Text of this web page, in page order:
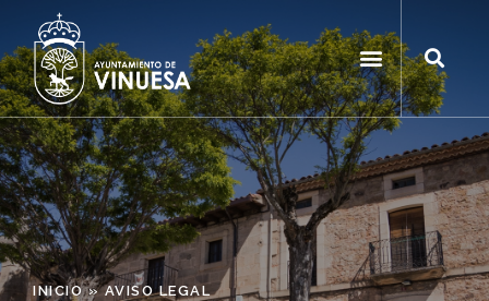
INICIO»AVISO LEGAL